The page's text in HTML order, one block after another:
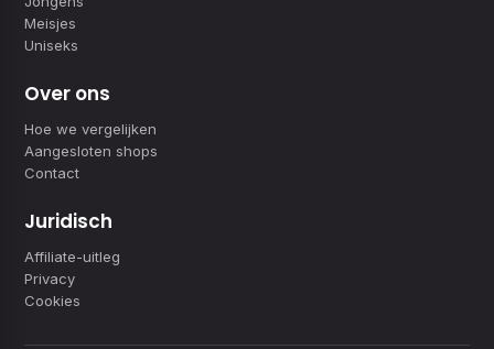
Meisjes
Uniseks
Over ons
Hoe we vergelijken
Aangesloten shops
Contact
Juridisch
Affiliate-uitleg
Privacy
Cookies